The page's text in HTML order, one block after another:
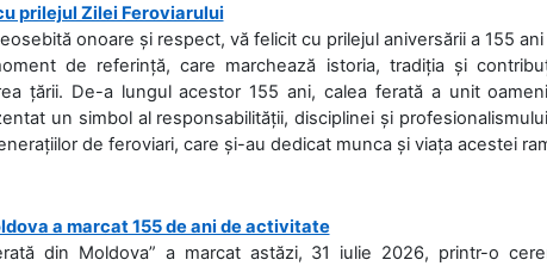
prilejul Zilei Feroviarului
onoare și respect, vă felicit cu prilejul aniversării a 155
de referință, care marchează istoria, tradiția și
țării. De-a lungul acestor 155 ani, calea ferată a unit
un simbol al responsabilității, disciplinei și
de feroviari, care și-au dedicat munca și viața acestei
a marcat 155 de ani de activitate
din Moldova” a marcat astăzi, 31 iulie 2026, printr-o